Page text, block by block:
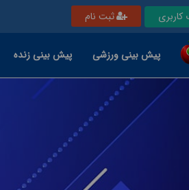
ثبت نام
پیش بینی ورزشی پیش بینی زنده